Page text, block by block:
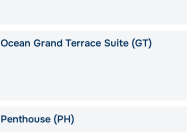
Ocean Grand Terrace Suite (GT)
Penthouse (PH)